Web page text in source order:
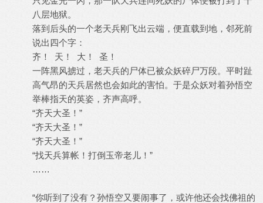
八层地狱。
落到后头的一个老天兵刚飞出云端，便直载到地，邻死前
说出四个字：
齐！ 天！ 大！ 圣！
一阵黑风掳过，老天兵的尸体已被众妖碎尸万段。平时趾
高气昂的天兵居然也会如此的害怕。于是众妖对着孙悟空
举棒指天的英姿，齐声高呼。
“齐天大圣！”
“齐天大圣！”
“齐天大圣！”
“找天兵算帐！打倒玉帝老儿！”
……
“你听到了没有？孙悟空又要闹事了，或许他还会找佛祖的